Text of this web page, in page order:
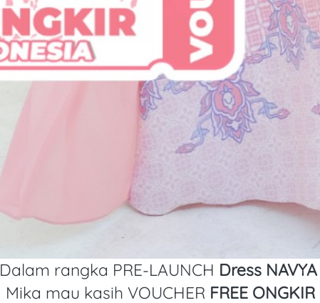
Dalam rangka PRE-LAUNCH Dress NAVYA
Mika mau kasih VOUCHER FREE ONGKIR